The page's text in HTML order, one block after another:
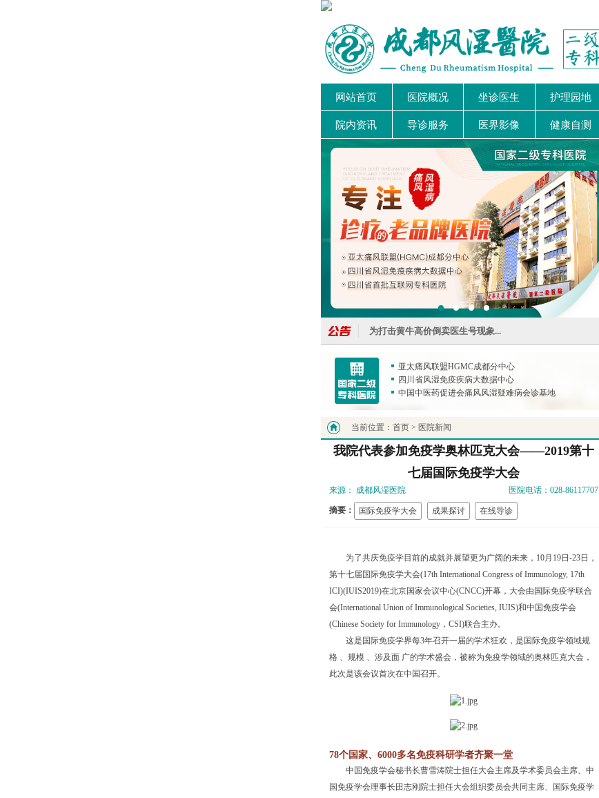
网站首页 医院概况 坐诊医生 护理园地
院内资讯 导诊服务 医界影像 健康自测
近期有非正规医院盗用我院图片宣传，我院将追究法律
我院关节PRP技术，促进川内风湿病诊断精度......
我院陈建春主任荣获"十大名医"称号...
为打击黄牛高价倒卖医生号现象...
国家风湿病数据中心痛风研究基地落户我院...
IA免疫吸附技术落户我院，取得显著疗效...
我院成四川省针刀镜技术落户医院...
近期有非正规医院盗用我院图片宣传，我院将追究法律
我院关节PRP技术，促进川内风湿病诊断精度......
我院陈建春主任荣获"十大名医"称号...
为打击黄牛高价倒卖医生号现象...
IA免疫吸附技术落户我院，取得显著疗效...
亚太痛风联盟HGMC成都分中心
四川省风湿免疫疾病大数据中心
中国中医药促进会痛风风湿疑难病会诊基地
当前位置： 首页 > 医院新闻
我院代表参加免疫学奥林匹克大会——2019第十
七届国际免疫学大会
来源： 成都风湿医院 医院电话：028-86117707
摘要： 国际免疫学大会 成果探讨 在线导诊
为了共庆免疫学目前的成就并展望更为广阔的未来，10月19日-23日，
第十七届国际免疫学大会(17th International Congress of Immunology, 17th
ICI)(IUIS2019)在北京国家会议中心(CNCC)开幕，大会由国际免疫学联合
会(International Union of Immunological Societies, IUIS)和中国免疫学会
(Chinese Society for Immunology，CSI)联合主办。
这是国际免疫学界每3年召开一届的学术狂欢，是国际免疫学领域规
格 、规模 、涉及面 广的学术盛会，被称为免疫学领域的奥林匹克大会，
此次是该会议首次在中国召开。
78个国家、6000多名免疫科研学者齐聚一堂
中国免疫学会秘书长曹雪涛院士担任大会主席及学术委员会主席、中
国免疫学会理事长田志刚院士担任大会组织委员会共同主席、国际免疫学